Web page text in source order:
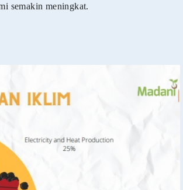
semakin meningkat.